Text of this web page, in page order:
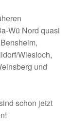
Wü Nord quasi
Wiesloch,
und
schon jetzt